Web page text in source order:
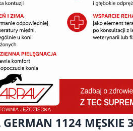
GERMAN 1124 MĘSKIE